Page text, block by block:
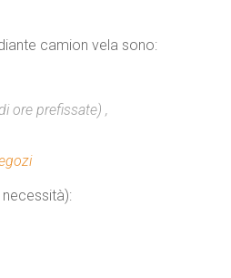
camion vela sono:
ore prefissate) ,